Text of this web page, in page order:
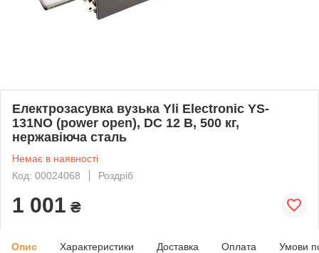
Електрозасувка вузька Yli Electronic YS-
131NO (power open), DC 12 В, 500 кг,
нержавіюча сталь
Немає в наявності
Код: 00024068
Роздріб
1 001 ₴
Опис Характеристики Доставка Оплата Умови